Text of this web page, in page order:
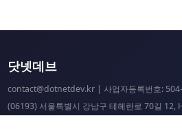
닷넷데브
contact@dotnetdev.kr| 사업자등록번호:
(06193) 서울특별시 강남구 테헤란로 70길 12,